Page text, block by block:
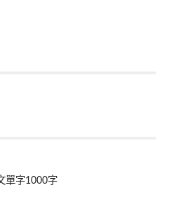
單字1000字